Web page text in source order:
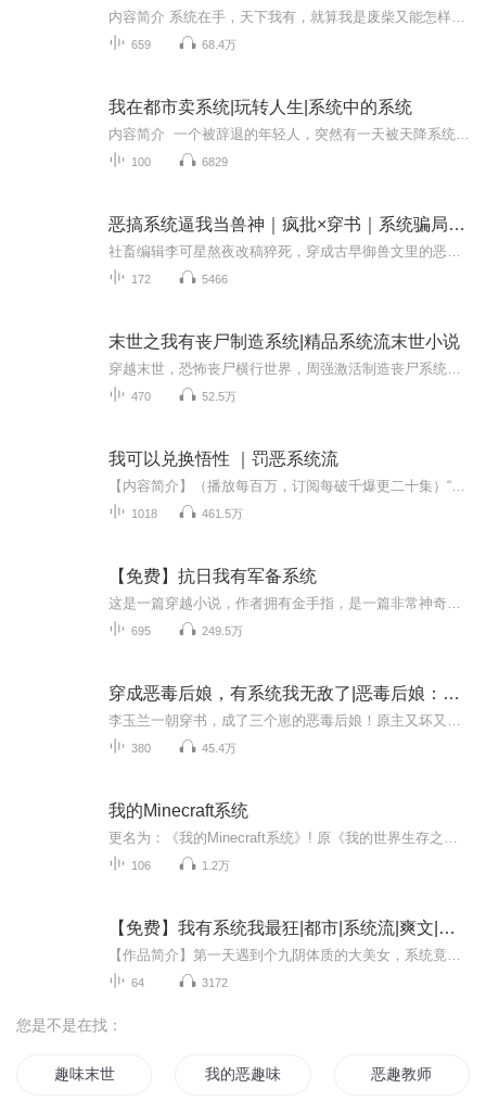
659 68.4万
我在都市卖系统|玩转人生|系统中的系统
100 6829
恶搞系统逼我当兽神｜疯批×穿书｜系统骗局｜兽神觉醒
172 5466
末世之我有丧尸制造系统|精品系统流末世小说
470 52.5万
我可以兑换悟性 ｜罚恶系统流
1018 461.5万
【免费】抗日我有军备系统
695 249.5万
穿成恶毒后娘，有系统我无敌了|恶毒后娘：开局抽卡养反派|穿书|系统|仵作验尸
380 45.4万
我的Minecraft系统
106 1.2万
【免费】我有系统我最狂|都市|系统流|爽文|爆笑|AI专辑
64 3172
您是不是在找：
趣味末世 我的恶趣味女友 恶趣教师